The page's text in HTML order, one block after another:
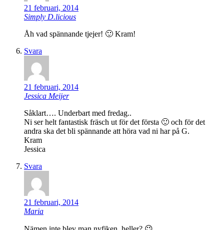
21 februari, 2014
Simply D.licious
Åh vad spännande tjejer! 🙂 Kram!
Svara
21 februari, 2014
Jessica Meijer
Såklart…. Underbart med fredag..
Ni ser helt fantastisk fräsch ut för det första 🙂 och för det
andra ska det bli spännande att höra vad ni har på G.
Kram
Jessica
Svara
21 februari, 2014
Maria